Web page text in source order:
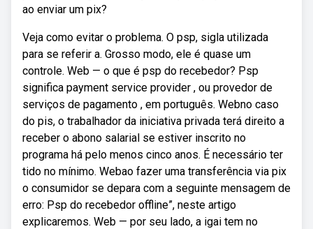
ao enviar um pix?
Veja como evitar o problema. O psp, sigla utilizada
para se referir a. Grosso modo, ele é quase um
controle. Web — o que é psp do recebedor? Psp
significa payment service provider , ou provedor de
serviços de pagamento , em português. Webno caso
do pis, o trabalhador da iniciativa privada terá direito a
receber o abono salarial se estiver inscrito no
programa há pelo menos cinco anos. É necessário ter
tido no mínimo. Webao fazer uma transferência via pix
o consumidor se depara com a seguinte mensagem de
erro: Psp do recebedor offline”, neste artigo
explicaremos. Web — por seu lado, a igai tem no